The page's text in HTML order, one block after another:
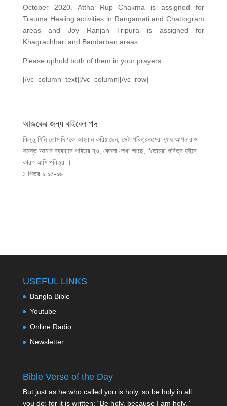
October 2020. Attha Rup Chakma is assigned for
Trauma Healing activities in Rangamati and Chattogram
areas and Joy Ranjan Tripura is assigned for
Khagrachhari and Bandarban areas.
Please uphold both of them in your prayers.
[/vc_column_text][/vc_column][/vc_row]
আজকের জন্য বাইবেল পদ
কিন্তু যিনি তোমাদিগকে আহ্বান করিয়াছেন, সেই পবিত্রতমের ন্যায় আপনারাও
সমস্ত আচার ব্যবহারে পবিত্র হও; কেননা লেখা আছে, ‘‘তোমরা পবিত্র হইবে,
কারণ আমি পবিত্র”।
১ পিতর ১:১৫-১৬
USEFUL LINKS
Bangla Bible
Youtube
Online Radio
Newsletter
Bible Verse of the Day
But just as he who called you is holy, so be holy in all
you do; for it is written: “Be holy, because I am holy.”